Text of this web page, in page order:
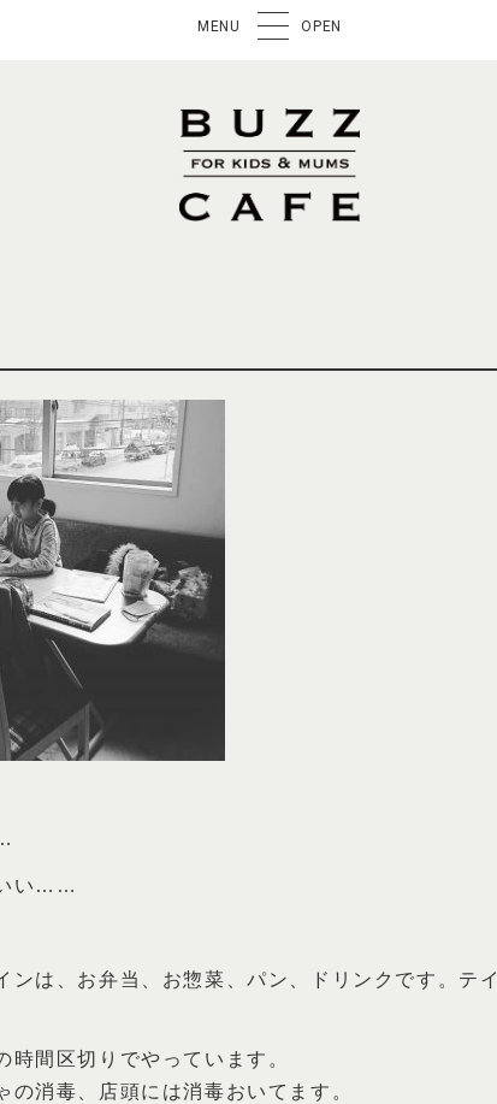
MENU OPEN
い……
は、お弁当、お惣菜、パン、ドリンクです。テイ
間区切りでやっています。
消毒、店頭には消毒おいてます。